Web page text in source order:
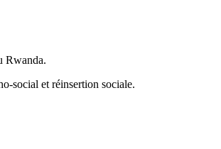
Rwanda.
social et réinsertion sociale.